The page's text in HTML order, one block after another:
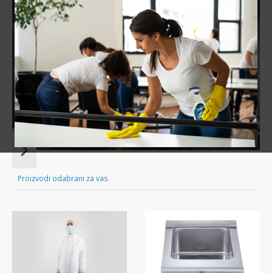
Sve za čišćenje tvog doma nadohvat ruke!
Item
ofProizvodi odabrani za vas